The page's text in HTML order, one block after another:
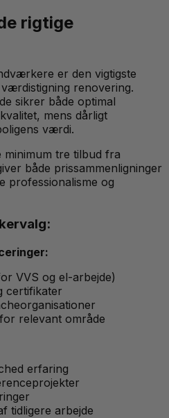
rigtige
er den vigtigste
renovering.
sikrer både optimal
mens dårligt
værdi.
minimum tre tilbud fra
både prissammenligninger
professionalisme og
VVS og el-arbejde)
certifikater
relevant område
erfaring
tidligere arbejde